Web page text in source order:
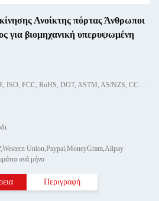
Ανοίκτης πόρτας Άνθρωποι
για βιομηχανική υπερυψωμένη
Πιστοποίηση: FDA, E-MARK, CE, ISO, FCC, RoHS, DOT, ASTM, AS/NZS, CCC, GS
Union,Paypal,MoneyGram,Alipay
ανά μήνα
Περιγραφή